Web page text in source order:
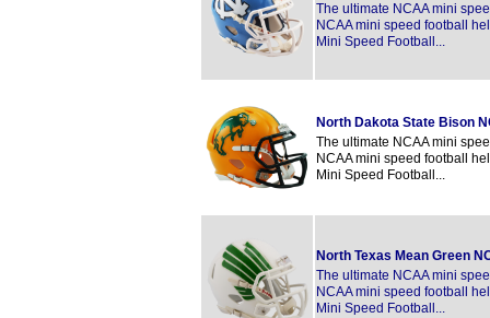
The ultimate NCAA mini
NCAA mini speed football
Mini Speed Football...
North Dakota State Bison
The ultimate NCAA mini
NCAA mini speed football
Mini Speed Football...
North Texas Mean Green
The ultimate NCAA mini
NCAA mini speed football
Mini Speed Football...